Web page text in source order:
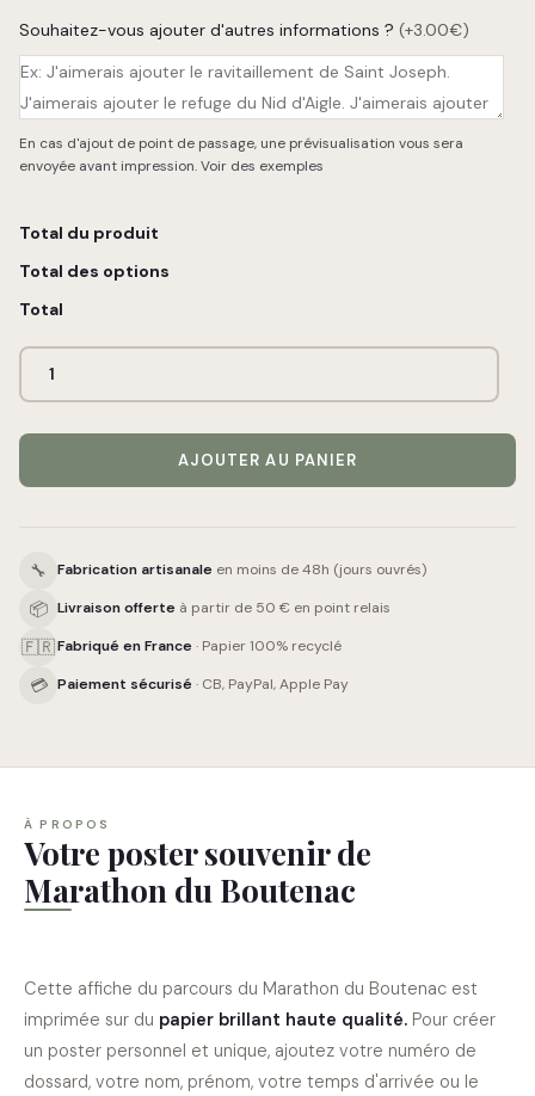
Souhaitez-vous ajouter d'autres informations ? (+3.00€)
En cas d'ajout de point de passage, une prévisualisation vous sera
envoyée avant impression.Voir des exemples
Total du produit
Total des options
Total
AJOUTER AU PANIER
🔧 Fabrication artisanale en moins de 48h (jours ouvrés)
📦 Livraison offerte à partir de 50 € en point relais
🇫🇷Fabriqué en France · Papier 100% recyclé
💳 Paiement sécurisé · CB, PayPal, Apple Pay
À PROPOS
Votre poster souvenir de
Marathon du Boutenac
Cette affiche du parcours du Marathon du Boutenac est
imprimée sur du papier brillant haute qualité. Pour créer
un poster personnel et unique, ajoutez votre numéro de
dossard, votre nom, prénom, votre temps d'arrivée ou le